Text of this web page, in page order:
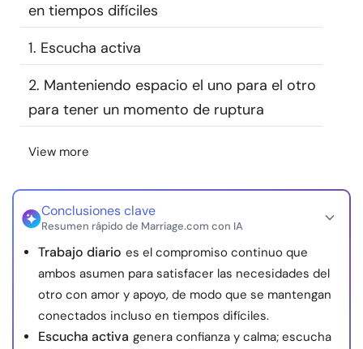
Encuentra un terapeuta
© Copyright 2026. Todos los derechos reservados.
en tiempos difíciles
1. Escucha activa
2. Manteniendo espacio el uno para el otro
para tener un momento de ruptura
View more
Conclusiones clave
Resumen rápido de Marriage.com con IA
Trabajo diario es el compromiso continuo que
ambos asumen para satisfacer las necesidades del
otro con amor y apoyo, de modo que se mantengan
conectados incluso en tiempos difíciles.
Escucha activa genera confianza y calma; escucha